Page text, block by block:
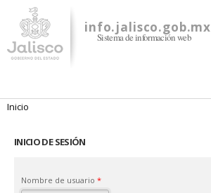
contenido
principal
info.jalisco.gob.mx
Sistema de información web
Se encuentra usted aquí
Inicio
INICIO DE SESIÓN
Nombre de usuario *